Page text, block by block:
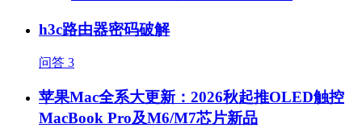
h3c路由器密码破解
问答 3
苹果Mac全系大更新：2026秋起推OLED触控
MacBook Pro及M6/M7芯片新品